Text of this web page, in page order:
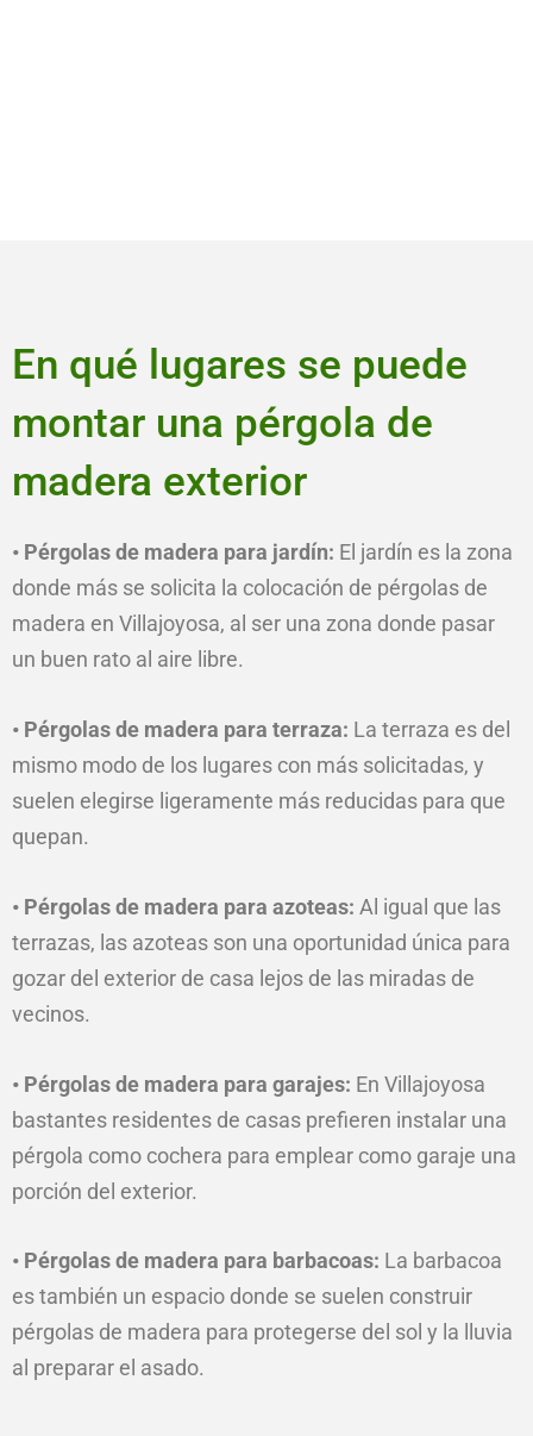
En qué lugares se puede
montar una pérgola de
madera exterior
• Pérgolas de madera para jardín: El jardín es la zona
donde más se solicita la colocación de pérgolas de
madera en Villajoyosa, al ser una zona donde pasar
un buen rato al aire libre.
• Pérgolas de madera para terraza: La terraza es del
mismo modo de los lugares con más solicitadas, y
suelen elegirse ligeramente más reducidas para que
quepan.
• Pérgolas de madera para azoteas: Al igual que las
terrazas, las azoteas son una oportunidad única para
gozar del exterior de casa lejos de las miradas de
vecinos.
• Pérgolas de madera para garajes: En Villajoyosa
bastantes residentes de casas prefieren instalar una
pérgola como cochera para emplear como garaje una
porción del exterior.
• Pérgolas de madera para barbacoas: La barbacoa
es también un espacio donde se suelen construir
pérgolas de madera para protegerse del sol y la lluvia
al preparar el asado.